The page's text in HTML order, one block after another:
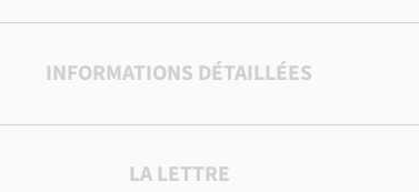
INFORMATIONS DÉTAILLÉES
LA LETTRE